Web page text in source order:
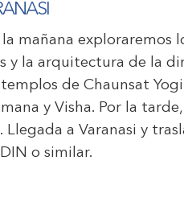
mañana exploraremos
y la arquitectura de la
de Chaunsat
y Visha. Por la
Llegada a Varanasi y
o similar.